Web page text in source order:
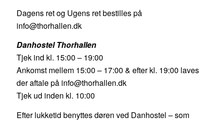
Dagens ret og Ugens ret bestilles på
info@thorhallen.dk
Danhostel Thorhallen
Tjek ind kl. 15:00 – 19:00
Ankomst mellem 15:00 – 17:00 & efter kl. 19:00 laves
der aftale på info@thorhallen.dk
Tjek ud inden kl. 10:00
Efter lukketid benyttes døren ved Danhostel – som